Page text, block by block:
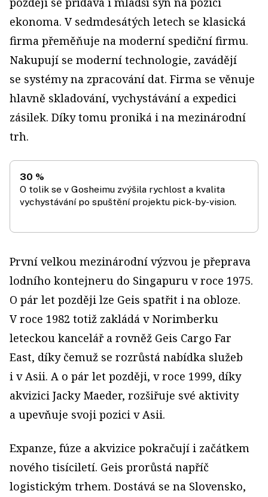
ekonoma. V sedmdesátých letech se klasická
firma přeměňuje na moderní spediční firmu.
Nakupují se moderní technologie, zavádějí
se systémy na zpracování dat. Firma se věnuje
hlavně skladování, vychystávání a expedici
zásilek. Díky tomu proniká i na mezinárodní
trh.
30 %
O tolik se v Gosheimu zvýšila rychlost a kvalita
vychystávání po spuštění projektu pick-by-vision.
První velkou mezinárodní výzvou je přeprava
lodního kontejneru do Singapuru v roce 1975.
O pár let později lze Geis spatřit i na obloze.
V roce 1982 totiž zakládá v Norimberku
leteckou kancelář a rovněž Geis Cargo Far
East, díky čemuž se rozrůstá nabídka služeb
i v Asii. A o pár let později, v roce 1999, díky
akvizici Jacky Maeder, rozšiřuje své aktivity
a upevňuje svoji pozici v Asii.
Expanze, fúze a akvizice pokračují i začátkem
nového tisíciletí. Geis prorůstá napříč
logistickým trhem. Dostává se na Slovensko,